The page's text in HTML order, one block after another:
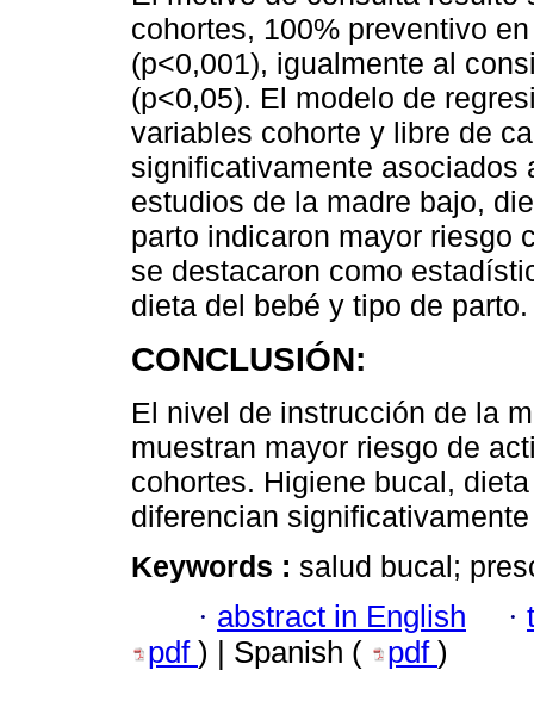
cohortes, 100% preventivo
(p<0,001), igualmente al
(p<0,05). El modelo de
variables cohorte y libre de
significativamente asociados
estudios de la madre bajo,
parto indicaron mayor riesgo
se destacaron como
dieta del bebé y tipo de parto.
CONCLUSIÓN:
El nivel de instrucción de la
muestran mayor riesgo de
cohortes. Higiene bucal,
diferencian
Keywords : salud bucal;
· abstract in English ·
pdf ) | Spanish ( pdf )